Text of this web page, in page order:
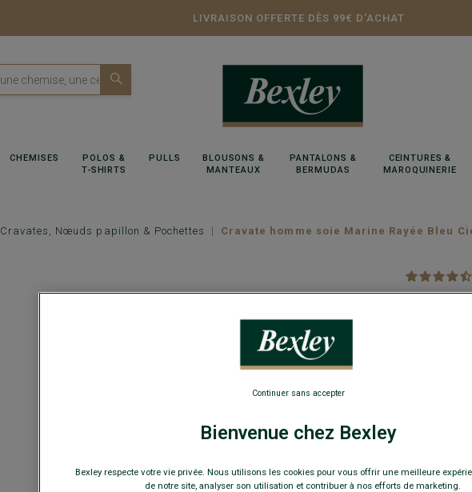
LIVRAISON OFFERTE DÈS 99€ D'ACHAT
CHEMISES
POLOS &
T-SHIRTS
PULLS
BLOUSONS &
MANTEAUX
PANTALONS &
BERMUDAS
CEINTURES &
MAROQUINERIE
Cravates, Nœuds papillon & Pochettes Cravate homme soie Marine Rayée Bleu
Bienvenue chez Bexley
Bexley respecte votre vie privée. Nous utilisons les cookies pour vous offrir une meilleure
de notre site, analyser son utilisation et contribuer à nos efforts de marketing.
Continuer sans accepter